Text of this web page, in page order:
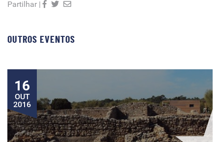
Partilhar |
OUTROS EVENTOS
16
OUT
2016